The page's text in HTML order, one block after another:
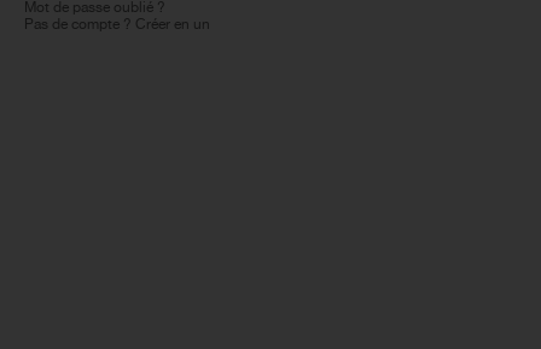
Mot de passe oublié ?
Pas de compte ? Créer en un